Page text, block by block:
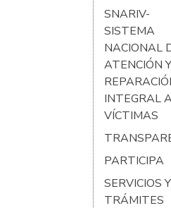
SNARIV-
SISTEMA
NACIONAL
ATENCIÓN Y
INTEGRAL
VÍCTIMAS
PARTICIPA
SERVICIOS Y
TRÁMITES